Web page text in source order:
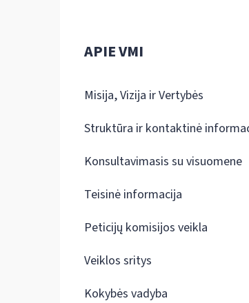
APIE VMI
Misija, Vizija ir Vertybės
Struktūra ir kontaktinė
Konsultavimasis su visuomene
Teisinė informacija
Peticijų komisijos veikla
Veiklos sritys
Kokybės vadyba